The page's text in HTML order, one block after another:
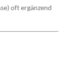
oft ergänzend